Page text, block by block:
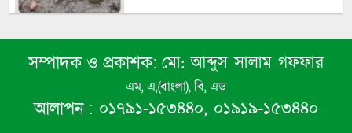
বসুন্দিয়া স্কুল অ্যান্ড কলেজের প্রাক্তন
ছাত্র-ছাত্রী পরিষদের মাসিক সভা অনুষ্ঠিত
সম্পাদক ও প্রকাশক: মো: আব্দুস সালাম গফফার
এম, এ,(বাংলা), বি, এড
আলাপন : ০১৭৯১-১৫৩৪৪০, ০১৯১৯-১৫৩৪৪০